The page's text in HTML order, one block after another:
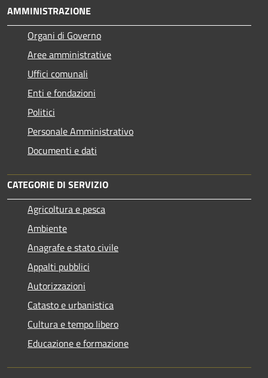
AMMINISTRAZIONE
Organi di Governo
Aree amministrative
Uffici comunali
Enti e fondazioni
Politici
Personale Amministrativo
Documenti e dati
CATEGORIE DI SERVIZIO
Agricoltura e pesca
Ambiente
Anagrafe e stato civile
Appalti pubblici
Autorizzazioni
Catasto e urbanistica
Cultura e tempo libero
Educazione e formazione